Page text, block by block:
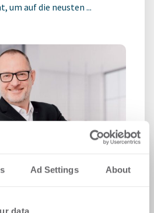
Ad Settings About
data
um auf die neusten ...
wird Head of
bei Strategis